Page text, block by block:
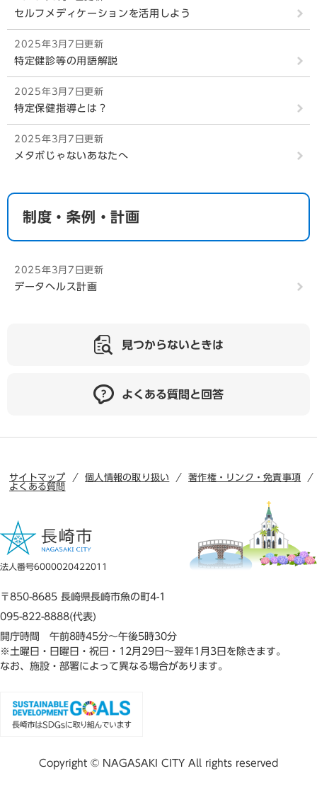
セルフメディケーションを活用しよう
2025年3月7日更新
特定健診等の用語解説
2025年3月7日更新
特定保健指導とは？
2025年3月7日更新
メタボじゃないあなたへ
制度・条例・計画
2025年3月7日更新
データヘルス計画
見つからないときは
よくある質問と回答
サイトマップ 個人情報の取り扱い
著作権・リンク・免責事項
よくある質問
法人番号6000020422011
〒850-8685 長崎県長崎市魚の町4-1
095-822-8888(代表)
開庁時間 午前8時45分～午後5時30分
※土曜日・日曜日・祝日・12月29日～翌年1月3日を除きます。
なお、施設・部署によって異なる場合があります。
Copyright © NAGASAKI CITY All rights reserved